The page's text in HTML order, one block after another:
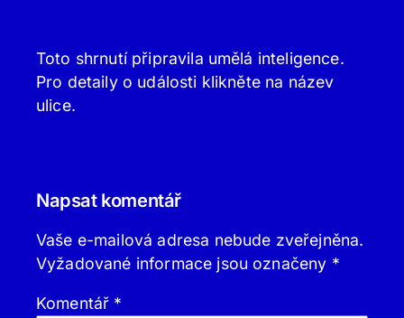
Toto shrnutí připravila umělá inteligence.
Pro detaily o události klikněte na název
ulice.
Napsat komentář
Vaše e-mailová adresa nebude zveřejněna.
Vyžadované informace jsou označeny *
Komentář *